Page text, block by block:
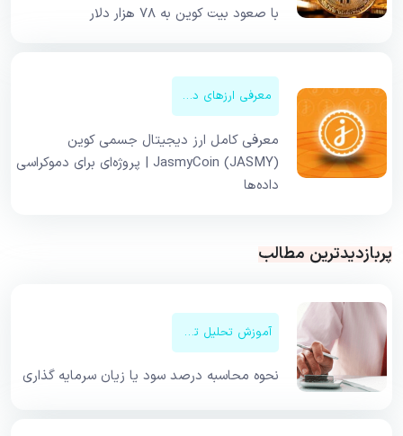
با صعود بیت کوین به ۷۸ هزار دلار
معرفی ارزهای دیجیتال
معرفی کامل ارز دیجیتال جسمی کوین
JasmyCoin (JASMY) | پروژه‌ای برای دموکراسی
داده‌ها
پربازدیدترین مطالب
آموزش تحلیل تکنیکال
نحوه محاسبه درصد سود یا زیان سرمایه گذاری